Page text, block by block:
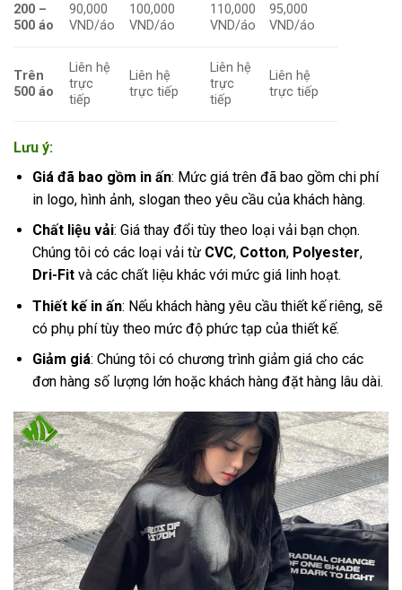
200 –
500 áo
90,000
VND/áo
100,000
VND/áo
110,000
VND/áo
95,000
VND/áo
Trên
500 áo
Liên hệ
trực
tiếp
Liên hệ
trực tiếp
Liên hệ
trực
tiếp
Liên hệ
trực tiếp
Lưu ý:
Giá đã bao gồm in ấn: Mức giá trên đã bao gồm chi phí
in logo, hình ảnh, slogan theo yêu cầu của khách hàng.
Chất liệu vải: Giá thay đổi tùy theo loại vải bạn chọn.
Chúng tôi có các loại vải từ CVC, Cotton, Polyester,
Dri-Fitvà các chất liệu khác với mức giá linh hoạt.
Thiết kế in ấn: Nếu khách hàng yêu cầu thiết kế riêng, sẽ
có phụ phí tùy theo mức độ phức tạp của thiết kế.
Giảm giá: Chúng tôi có chương trình giảm giá cho các
đơn hàng số lượng lớn hoặc khách hàng đặt hàng lâu dài.